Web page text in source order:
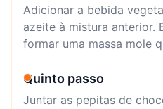
Adicionar a bebida
azeite à mistura anterior.
formar uma massa mole
Quinto passo
Juntar as pepitas de